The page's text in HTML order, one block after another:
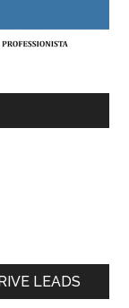
LEADS